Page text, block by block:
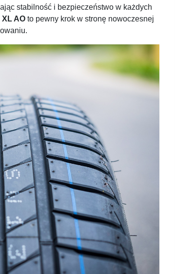
stabilność i bezpieczeństwo w każdych
XL AO to pewny krok w stronę nowoczesnej